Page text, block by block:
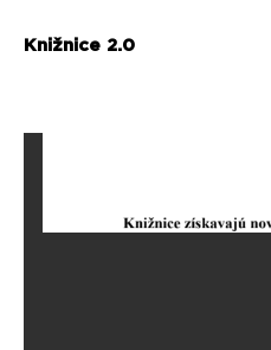
Knižnice 2.0